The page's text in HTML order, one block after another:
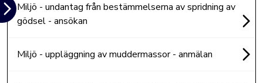
Miljö - undantag från bestämmelserna av spridning av
gödsel - ansökan
Miljö - uppläggning av muddermassor - anmälan